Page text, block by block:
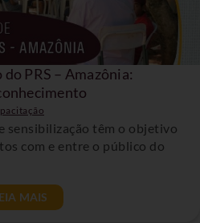
PRS – Amazônia:
sensibilização têm o objetivo
com e entre o público do
MAIS